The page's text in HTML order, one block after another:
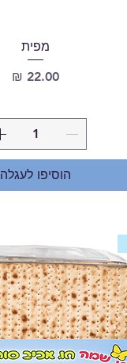
מפית
מחיר
הוסיפו לעגלה